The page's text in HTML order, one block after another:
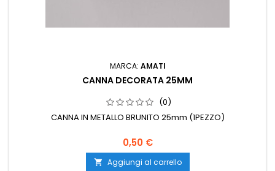
MARCA: AMATI
CANNA DECORATA 25MM
(0)
CANNA IN METALLO BRUNITO 25mm (1PEZZO)
0,50 €
 Aggiungi al carrello